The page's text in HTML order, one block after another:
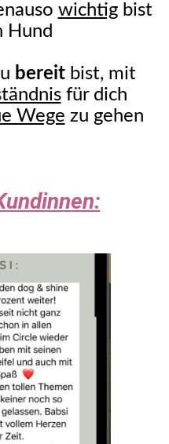
wichtig bist
Hund
bereit
für dich
Wege zu gehen